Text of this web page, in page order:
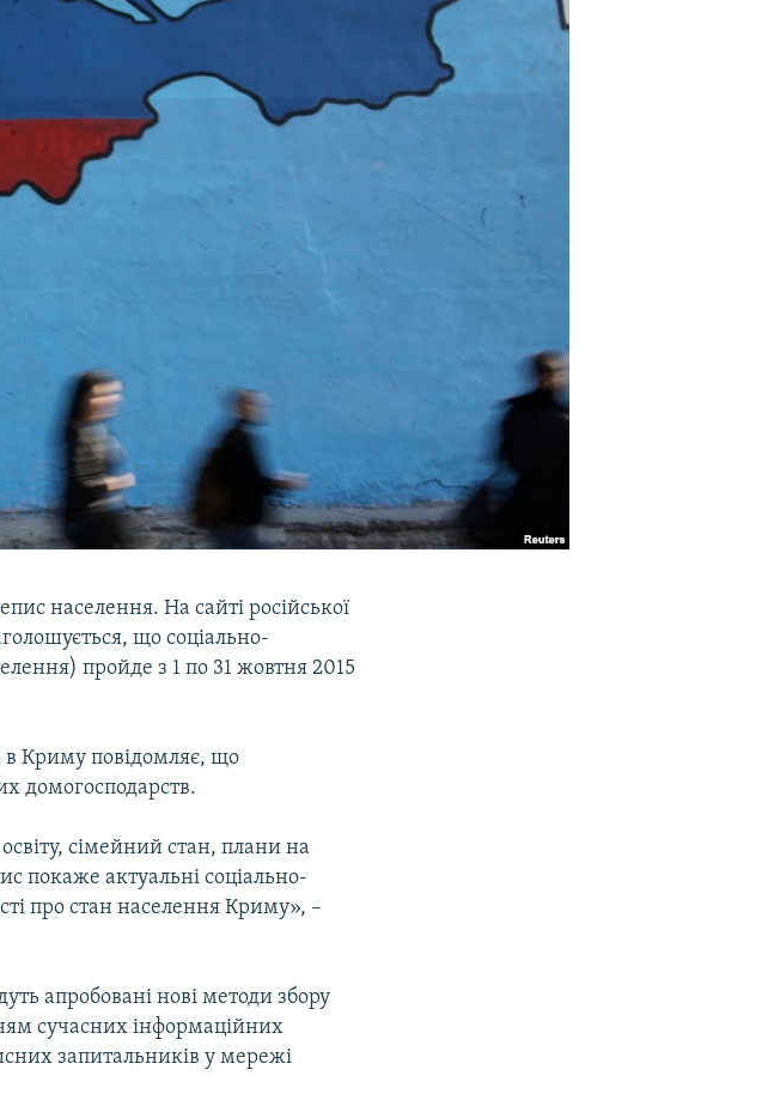
населення. На сайті російської
що соціально-
пройде з 1 по 31 жовтня 2015
в Криму повідомляє, що
домогосподарств.
сімейний стан, плани на
покаже актуальні соціально-
про стан населення Криму», –
апробовані нові методи збору
сучасних інформаційних
запитальників у мережі